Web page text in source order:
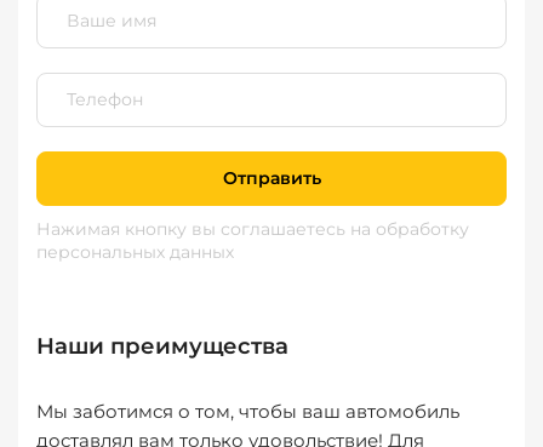
Отправить
Нажимая кнопку вы соглашаетесь на обработку
персональных данных
Наши преимущества
Мы заботимся о том, чтобы ваш автомобиль
доставлял вам только удовольствие! Для